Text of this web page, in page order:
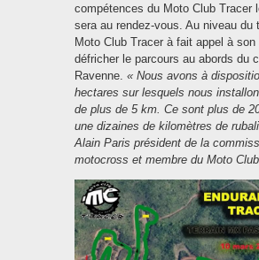
compétences du Moto Club Tracer
sera au rendez-vous. Au niveau du
Moto Club Tracer à fait appel à
défricher le parcours au abords du
Ravenne. « Nous avons à
hectares sur lesquels nous
de plus de 5 km. Ce sont plus de
une dizaines de kilomètres de
Alain Paris président de la
motocross et membre du Moto Club